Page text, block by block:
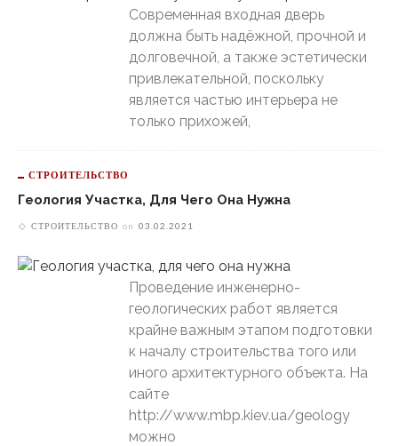
Современная входная дверь
должна быть надёжной, прочной и
долговечной, а также эстетически
привлекательной, поскольку
является частью интерьера не
только прихожей,
СТРОИТЕЛЬСТВО
Геология Участка, Для Чего Она Нужна
СТРОИТЕЛЬСТВО on 03.02.2021
Проведение инженерно-
геологических работ является
крайне важным этапом подготовки
к началу строительства того или
иного архитектурного объекта. На
сайте
http://www.mbp.kiev.ua/geology
можно